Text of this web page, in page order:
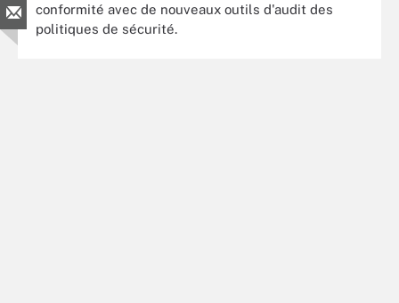
conformité avec de nouveaux outils d'audit des
politiques de sécurité.